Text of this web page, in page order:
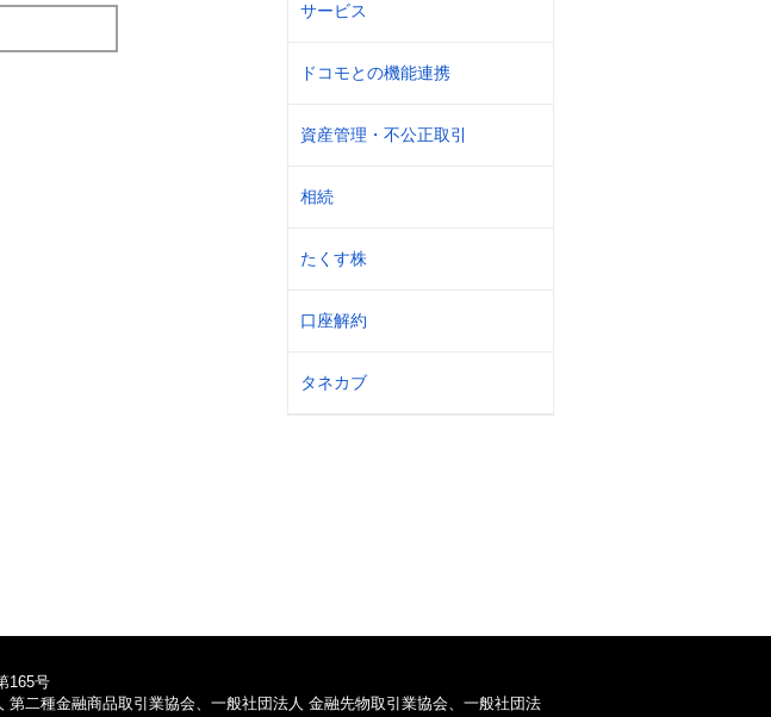
サービス
ドコモとの機能連携
資産管理・不公正取引
相続
たくす株
口座解約
タネカブ
165号
第二種金融商品取引業協会、一般社団法人 金融先物取引業協会、一般社団法